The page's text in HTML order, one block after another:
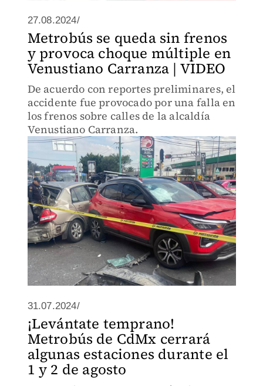
27.08.2024/
Metrobús se queda sin frenos
y provoca choque múltiple en
Venustiano Carranza | VIDEO
De acuerdo con reportes preliminares, el
accidente fue provocado por una falla en
los frenos sobre calles de la alcaldía
Venustiano Carranza.
31.07.2024/
¡Levántate temprano!
Metrobús de CdMx cerrará
algunas estaciones durante el
1 y 2 de agosto